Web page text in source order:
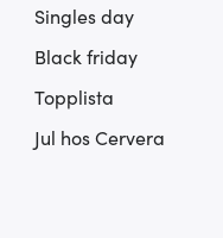
Singles day
Black friday
Topplista
Jul hos Cervera